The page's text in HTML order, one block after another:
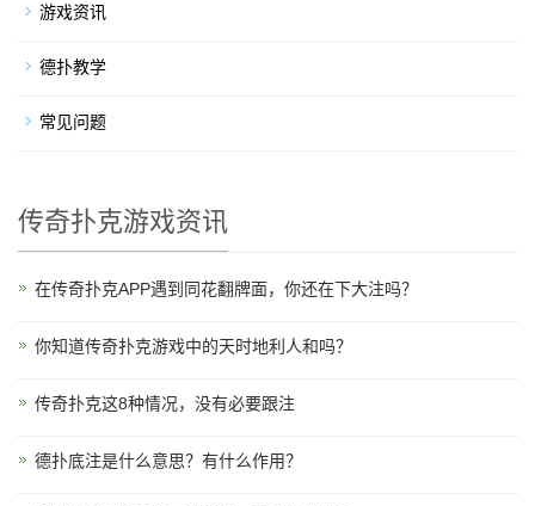
游戏资讯
德扑教学
常见问题
传奇扑克游戏资讯
在传奇扑克APP遇到同花翻牌面，你还在下大注吗？
你知道传奇扑克游戏中的天时地利人和吗？
传奇扑克这8种情况，没有必要跟注
德扑底注是什么意思？有什么作用？